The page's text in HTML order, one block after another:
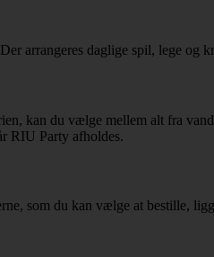
arrangeres daglige spil, lege
kan du vælge mellem alt fra
RIU Party afholdes.
som du kan vælge at bestille,